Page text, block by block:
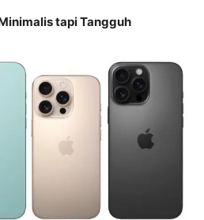
tapi Tangguh